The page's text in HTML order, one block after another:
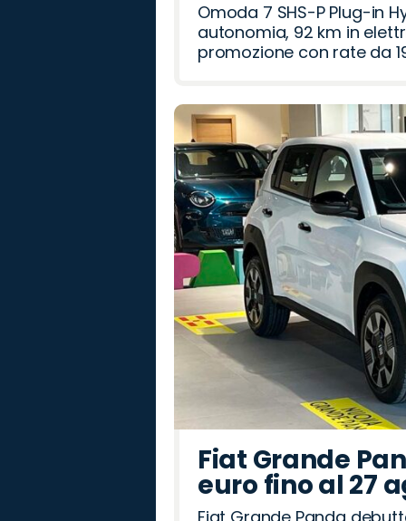
Omoda 7 SHS-P Plug-in
autonomia, 92 km in
promozione con rate da
Fiat Grande
euro fino al 27